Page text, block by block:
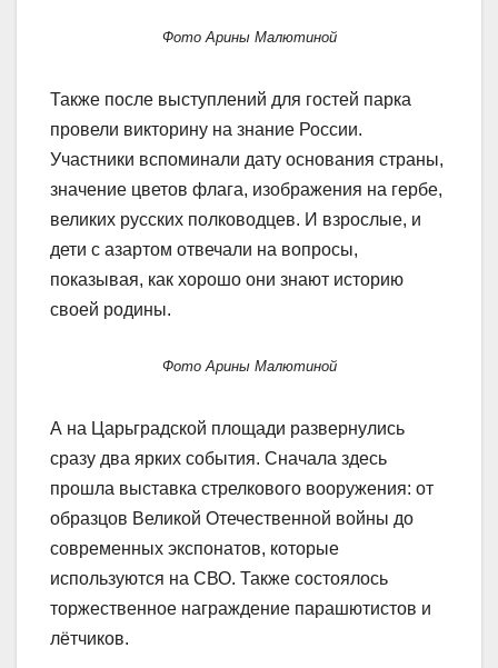
Фото Арины Малютиной
Также после выступлений для гостей парка
провели викторину на знание России.
Участники вспоминали дату основания страны,
значение цветов флага, изображения на гербе,
великих русских полководцев. И взрослые, и
дети с азартом отвечали на вопросы,
показывая, как хорошо они знают историю
своей родины.
Фото Арины Малютиной
А на Царьградской площади развернулись
сразу два ярких события. Сначала здесь
прошла выставка стрелкового вооружения: от
образцов Великой Отечественной войны до
современных экспонатов, которые
используются на СВО. Также состоялось
торжественное награждение парашютистов и
лётчиков.